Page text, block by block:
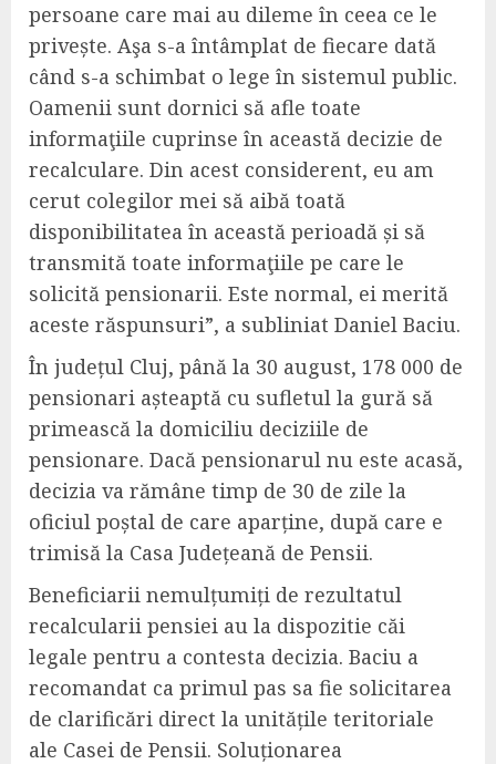
persoane care mai au dileme în ceea ce le
privește. Aşa s-a întâmplat de fiecare dată
când s-a schimbat o lege în sistemul public.
Oamenii sunt dornici să afle toate
informaţiile cuprinse în această decizie de
recalculare. Din acest considerent, eu am
cerut colegilor mei să aibă toată
disponibilitatea în această perioadă și să
transmită toate informaţiile pe care le
solicită pensionarii. Este normal, ei merită
aceste răspunsuri”, a subliniat Daniel Baciu.
În județul Cluj, până la 30 august, 178 000 de
pensionari așteaptă cu sufletul la gură să
primească la domiciliu deciziile de
pensionare. Dacă pensionarul nu este acasă,
decizia va rămâne timp de 30 de zile la
oficiul poștal de care aparține, după care e
trimisă la Casa Județeană de Pensii.
Beneficiarii nemulțumiți de rezultatul
recalcularii pensiei au la dispozitie căi
legale pentru a contesta decizia. Baciu a
recomandat ca primul pas sa fie solicitarea
de clarificări direct la unitățile teritoriale
ale Casei de Pensii. Soluționarea